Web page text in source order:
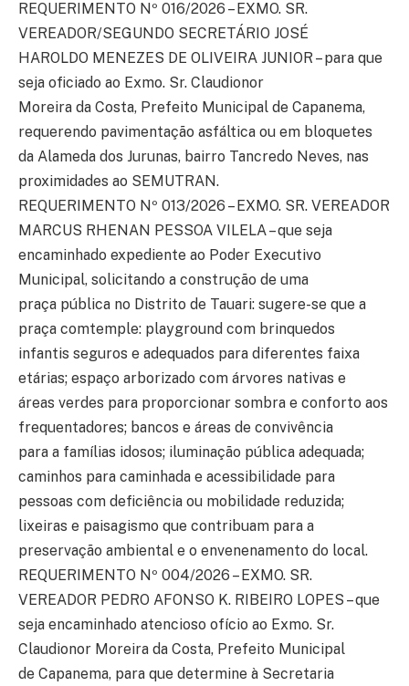
REQUERIMENTO Nº 016/2026 – EXMO. SR.
VEREADOR/SEGUNDO SECRETÁRIO JOSÉ
HAROLDO MENEZES DE OLIVEIRA JUNIOR – para que
seja oficiado ao Exmo. Sr. Claudionor
Moreira da Costa, Prefeito Municipal de Capanema,
requerendo pavimentação asfáltica ou em bloquetes
da Alameda dos Jurunas, bairro Tancredo Neves, nas
proximidades ao SEMUTRAN.
REQUERIMENTO Nº 013/2026 – EXMO. SR. VEREADOR
MARCUS RHENAN PESSOA VILELA – que seja
encaminhado expediente ao Poder Executivo
Municipal, solicitando a construção de uma
praça pública no Distrito de Tauari: sugere-se que a
praça comtemple: playground com brinquedos
infantis seguros e adequados para diferentes faixa
etárias; espaço arborizado com árvores nativas e
áreas verdes para proporcionar sombra e conforto aos
frequentadores; bancos e áreas de convivência
para a famílias idosos; iluminação pública adequada;
caminhos para caminhada e acessibilidade para
pessoas com deficiência ou mobilidade reduzida;
lixeiras e paisagismo que contribuam para a
preservação ambiental e o envenenamento do local.
REQUERIMENTO Nº 004/2026 – EXMO. SR.
VEREADOR PEDRO AFONSO K. RIBEIRO LOPES – que
seja encaminhado atencioso ofício ao Exmo. Sr.
Claudionor Moreira da Costa, Prefeito Municipal
de Capanema, para que determine à Secretaria